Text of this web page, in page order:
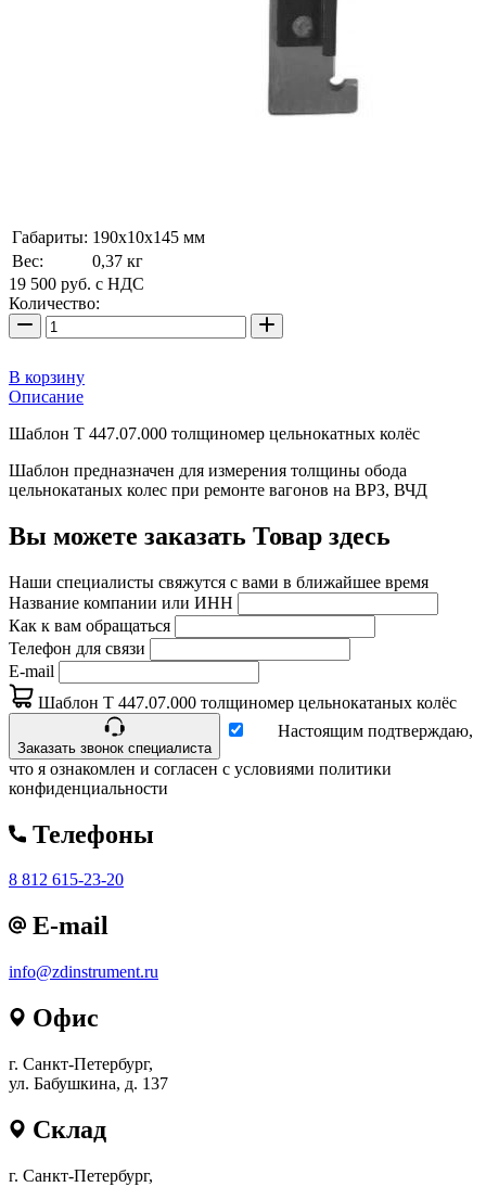
Габариты: 190х10х145 мм
Вес:
0,37 кг
19 500 руб. с НДС
Количество:
В корзину
Описание
Шаблон Т 447.07.000 толщиномер цельнокатных колёс
Шаблон предназначен для измерения толщины обода
цельнокатаных колес при ремонте вагонов на ВРЗ, ВЧД
Вы можете заказать Товар здесь
Наши специалисты свяжутся с вами в ближайшее время
Название компании или ИНН
Как к вам обращаться
Телефон для связи
E-mail
Шаблон Т 447.07.000 толщиномер цельнокатаных колёс
Заказать звонок специалиста
Настоящим подтверждаю,
что я ознакомлен и согласен с условиями политики
конфиденциальности
Телефоны
8 812 615-23-20
E-mail
info@zdinstrument.ru
Офис
г. Санкт-Петербург,
ул. Бабушкина, д. 137
Склад
г. Санкт-Петербург,